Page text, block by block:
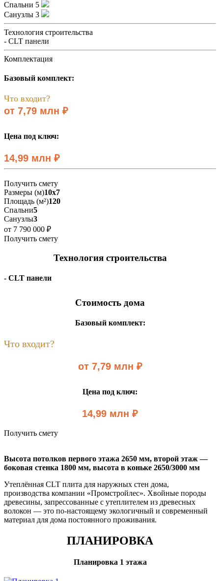
Спальни 5
Санузлы 3
Технология строительства
- CLT панели
Комплектация
Базовый комплект:
Что входит?
от 7,79 млн ₽
Цена под ключ:
14,99 млн ₽
Получить смету
Размеры (м)10x7
Площадь (м²)120
Спальни5
Санузлы3
от 7 790 000 ₽
Получить смету
Технология строительства
- CLT панели
Стоимость дома
Базовый комплект:
Что входит?
от 7,79 млн ₽
Цена под ключ:
14,99 млн ₽
Получить смету
Высота потолков первого этажа 2650 мм, второй этаж —
боковая стенка 1800 мм, высота в коньке 2650/3000 мм
Утеплённая CLT плита для наружных стен дома,
производства компании «Промстройлес». Хвойные породы
древесины, запрессованные с утеплителем из древесных
волокон — это по-настоящему экологичный и современный
материал для дома постоянного проживания.
ПЛАНИРОВКА
Планировка 1 этажа